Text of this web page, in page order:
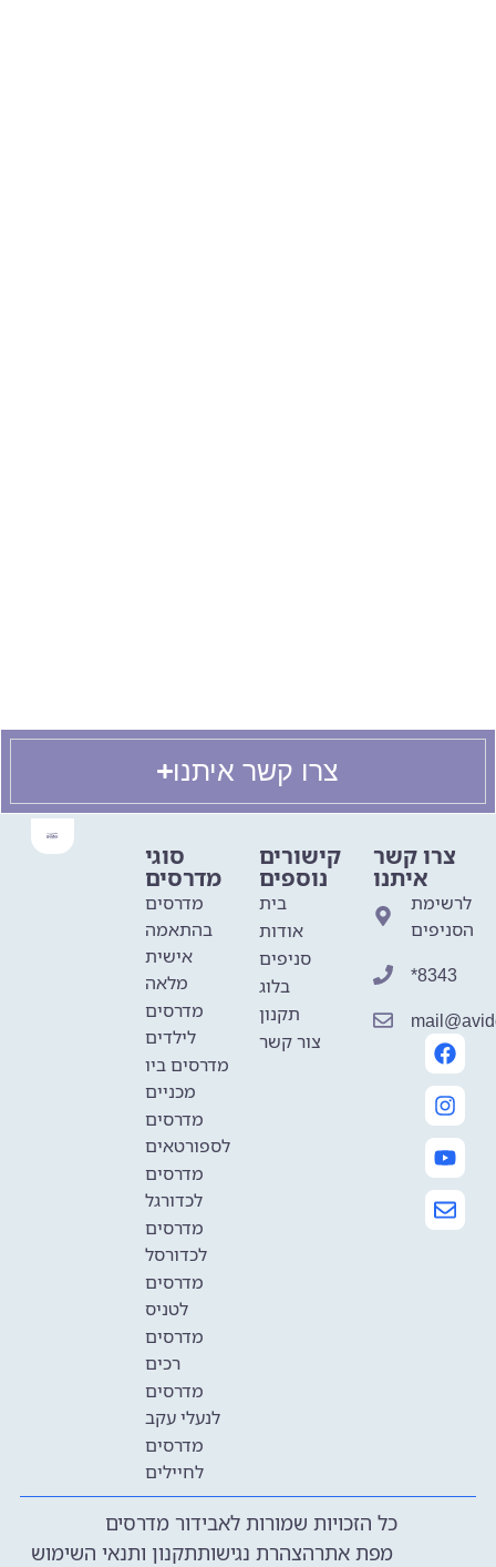
צרו קשר איתנו
סוגי
מדרסים
מדרסים
בהתאמה
אישית
מלאה
מדרסים
לילדים
מדרסים ביו
מכניים
מדרסים
לספורטאים
מדרסים
לכדורגל
מדרסים
לכדורסל
מדרסים
לטניס
מדרסים
רכים
מדרסים
לנעלי עקב
מדרסים
לחיילים
קישורים
נוספים
בית
אודות
סניפים
בלוג
תקנון
צור קשר
צרו קשר
איתנו
לרשימת
הסניפים
*8343
כל הזכויות שמורות לאבידור מדרסים
תקנון ותנאי השימושהצהרת נגישותמפת אתר